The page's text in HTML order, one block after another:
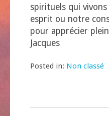
spirituels qui
esprit ou notre
pour apprécier
Jacques
Posted in: Non classé